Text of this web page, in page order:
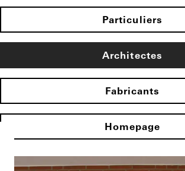
Particuliers
Architectes
Fabricants
Homepage